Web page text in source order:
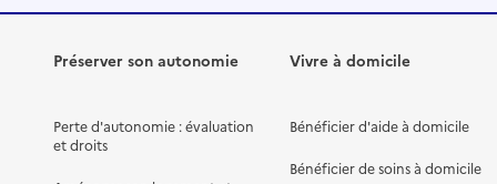
05 55 17 65 90
Site internet
Voir la fiche
Source des données : Finess n° 190012997
Préserver son autonomie
Perte d'autonomie : évaluation
et droits
Vivre à domicile
Bénéficier d'aide à domicile
Bénéficier de soins à domicile